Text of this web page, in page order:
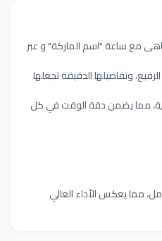
مع ساعة "اسم الماركة" و عبر
وتفاصيلها الدقيقة تجعلها
مما يضمن دقة الوقت في كل
مما يعكس الأداء العالي